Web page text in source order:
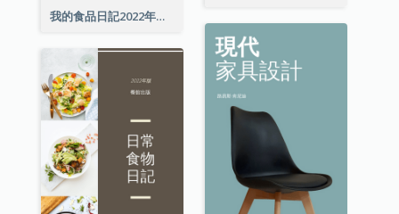
我的食品日記2022年書籍封面